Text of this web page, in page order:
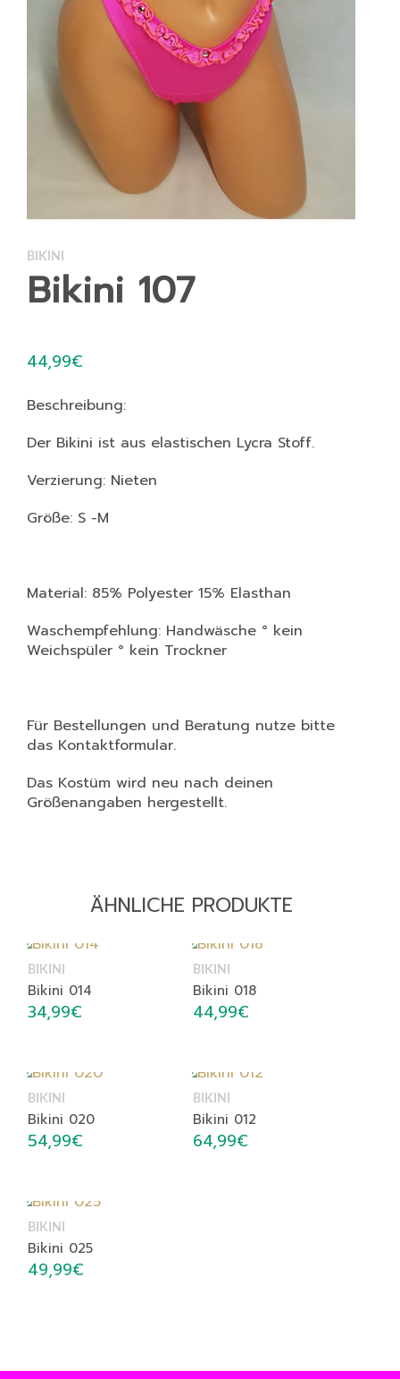
BIKINI
Bikini 107
44,99€
Beschreibung:
Der Bikini ist aus elastischen Lycra Stoff.
Verzierung: Nieten
Größe: S -M
Material: 85% Polyester 15% Elasthan
Waschempfehlung: Handwäsche ° kein
Weichspüler ° kein Trockner
Für Bestellungen und Beratung nutze bitte
das Kontaktformular.
Das Kostüm wird neu nach deinen
Größenangaben hergestellt.
ÄHNLICHE PRODUKTE
BIKINI
Bikini 014
34,99€
BIKINI
Bikini 018
44,99€
BIKINI
Bikini 020
54,99€
BIKINI
Bikini 012
64,99€
BIKINI
Bikini 025
49,99€